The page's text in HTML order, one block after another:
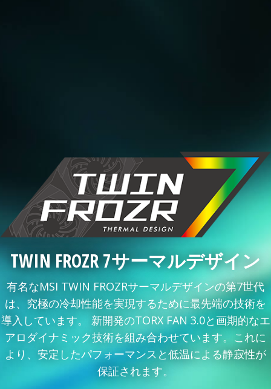
TWIN FROZR 7サーマルデザイン
有名なMSI TWIN FROZRサーマルデザインの第7世代
は、究極の冷却性能を実現するために最先端の技術を
導入しています。 新開発のTORX FAN 3.0と画期的なエ
アロダイナミック技術を組み合わせています。これに
より、安定したパフォーマンスと低温による静寂性が
保証されます。